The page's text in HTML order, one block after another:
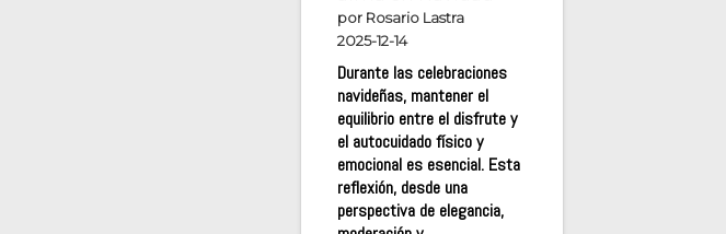
por Rosario Lastra
2025-12-14
Durante las celebraciones
navideñas, mantener el
equilibrio entre el disfrute y
el autocuidado físico y
emocional es esencial. Esta
reflexión, desde una
perspectiva de elegancia,